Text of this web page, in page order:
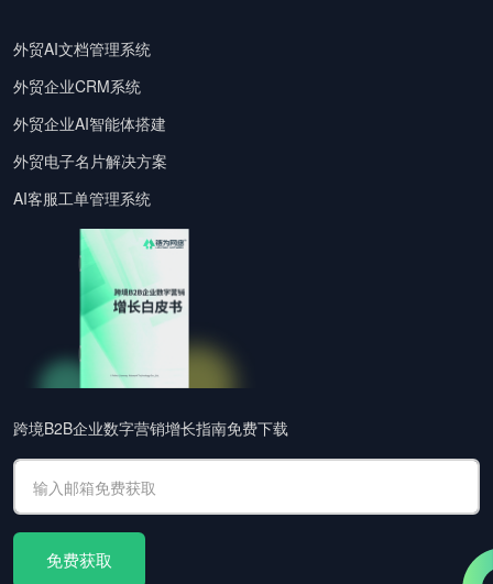
外贸AI文档管理系统
外贸企业CRM系统
外贸企业AI智能体搭建
外贸电子名片解决方案
AI客服工单管理系统
跨境B2B企业数字营销增长指南免费下载